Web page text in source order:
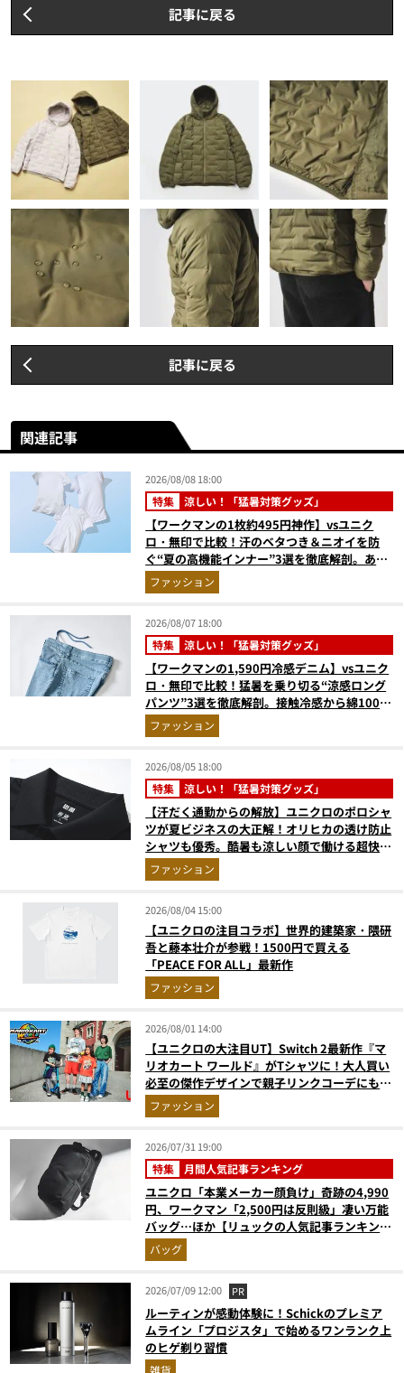
記事に戻る
記事に戻る
関連記事
2026/08/08 18:00
特集 涼しい！「猛暑対策グッズ」
【ワークマンの1枚約495円神作】vsユニク
ロ・無印で比較！汗のベタつき＆ニオイを防
ぐ“夏の高機能インナー”3選を徹底解剖。あな
たに最適な1着は？
ファッション
2026/08/07 18:00
特集 涼しい！「猛暑対策グッズ」
【ワークマンの1,590円冷感デニム】vsユニク
ロ・無印で比較！猛暑を乗り切る“涼感ロング
パンツ”3選を徹底解剖。接触冷感から綿100%
まで決定版
ファッション
2026/08/05 18:00
特集 涼しい！「猛暑対策グッズ」
【汗だく通勤からの解放】ユニクロのポロシャ
ツが夏ビジネスの大正解！オリヒカの透け防止
シャツも優秀。酷暑も涼しい顔で働ける超快適
ウエアの実力
ファッション
2026/08/04 15:00
【ユニクロの注目コラボ】世界的建築家・隈研
吾と藤本壮介が参戦！1500円で買える
「PEACE FOR ALL」最新作
ファッション
2026/08/01 14:00
【ユニクロの大注目UT】Switch 2最新作『マ
リオカート ワールド』がTシャツに！大人買い
必至の傑作デザインで親子リンクコーデにも最
適ファッション
2026/07/31 19:00
特集 月間人気記事ランキング
ユニクロ「本業メーカー顔負け」奇跡の4,990
円、ワークマン「2,500円は反則級」凄い万能
バッグ…ほか【リュックの人気記事ランキング
ベスト3】（2026年6月版）
バッグ
2026/07/09 12:00 PR
ルーティンが感動体験に！Schickのプレミア
ムライン「プロジスタ」で始めるワンランク上
のヒゲ剃り習慣